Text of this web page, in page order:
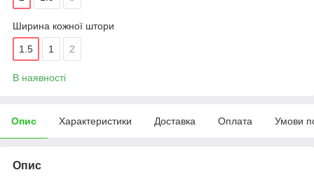
Ширина кожної штори
1.5 1 2
В наявності
Опис Характеристики Доставка Оплата Умови
Опис